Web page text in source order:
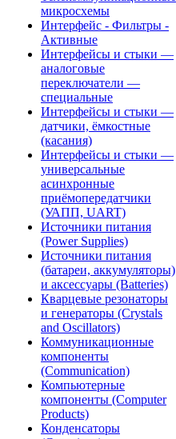
микросхемы
Интерфейс - Фильтры -
Активные
Интерфейсы и стыки —
аналоговые
переключатели —
специальные
Интерфейсы и стыки —
датчики, ёмкостные
(касания)
Интерфейсы и стыки —
универсальные
асинхронные
приёмопередатчики
(УАПП, UART)
Источники питания
(Power Supplies)
Источники питания
(батареи, аккумуляторы)
и аксессуары (Batteries)
Кварцевые резонаторы
и генераторы (Crystals
and Oscillators)
Коммуникационные
компоненты
(Communication)
Компьютерные
компоненты (Computer
Products)
Конденсаторы